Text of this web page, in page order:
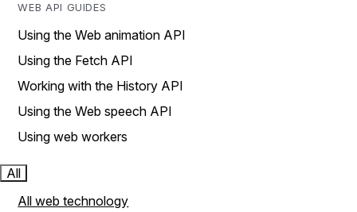
WEB API GUIDES
Using the Web animation API
Using the Fetch API
Working with the History API
Using the Web speech API
Using web workers
All
All web technology